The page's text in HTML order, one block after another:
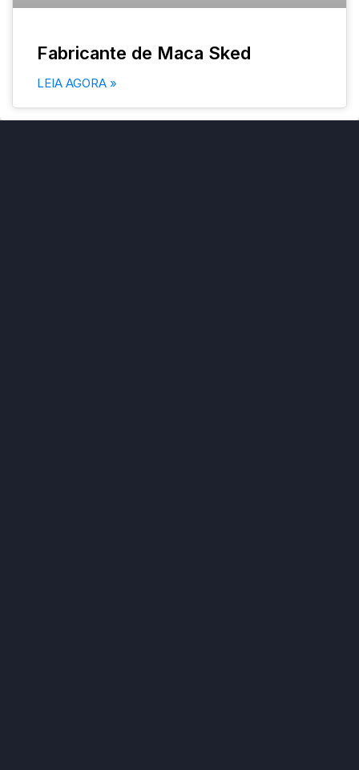
Fabricante de Maca Sked
LEIA AGORA »